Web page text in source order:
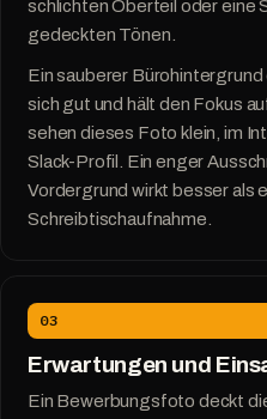
schlichten Oberteil oder eine
gedeckten Tönen.
Ein sauberer
sich gut und hält den Fokus
sehen dieses Foto klein, im
Slack-Profil. Ein enger
Vordergrund wirkt besser als
Schreibtischaufnahme.
03
Erwartungen und
Ein Bewerbungsfoto deckt